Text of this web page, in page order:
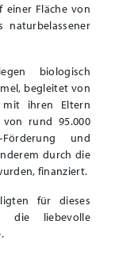
einer Fläche von
biologisch
begleitet von
ihren Eltern
rund 95.000
und
durch die
finanziert.
für dieses
die liebevolle